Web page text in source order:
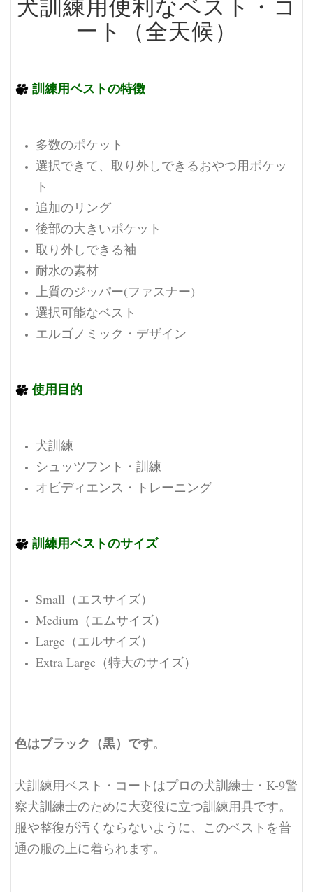
ート（全天候）
訓練用ベストの特徴
多数のポケット
選択できて、取り外しできるおやつ用ポケッ
ト
追加のリング
後部の大きいポケット
取り外しできる袖
耐水の素材
上質のジッパー(ファスナー)
選択可能なベスト
エルゴノミック・デザイン
使用目的
犬訓練
シュッツフント・訓練
オビディエンス・トレーニング
訓練用ベストのサイズ
Small（エスサイズ）
Medium（エムサイズ）
Large（エルサイズ）
Extra Large（特大のサイズ）
色はブラック（黒）です。
犬訓練用ベスト・コートはプロの犬訓練士・K-9警
察犬訓練士のために大変役に立つ訓練用具です。
服や整復が汚くならないように、このベストを普
通の服の上に着られます。